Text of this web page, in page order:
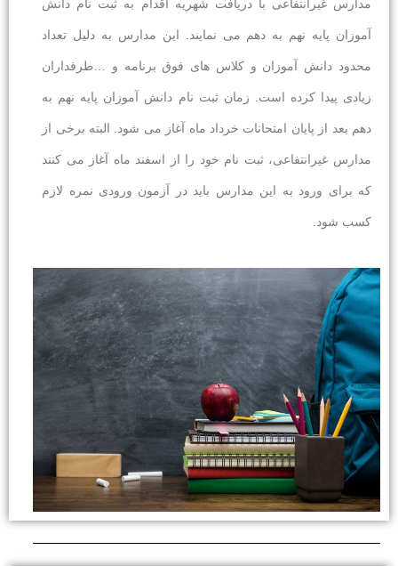
مدارس غیرانتفاعی با دریافت شهریه اقدام به ثبت نام دانش
آموزان پایه نهم به دهم می نمایند. این مدارس به دلیل تعداد
محدود دانش آموزان و کلاس های فوق برنامه و …طرفداران
زیادی پیدا کرده است. زمان ثبت نام دانش آموزان پایه نهم به
دهم بعد از پایان امتحانات خرداد ماه آغاز می شود. البته برخی از
مدارس غیرانتفاعی، ثبت نام خود را از اسفند ماه آغاز می کنند
که برای ورود به این مدارس باید در آزمون ورودی نمره لازم
کسب شود.